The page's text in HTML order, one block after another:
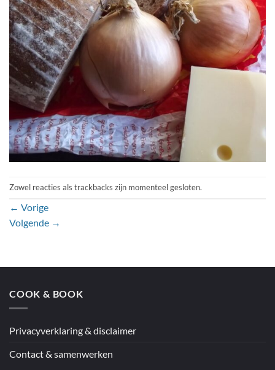
Zowel reacties als trackbacks zijn momenteel gesloten.
← Vorige
Volgende →
COOK & BOOK
Privacyverklaring & disclaimer
Contact & samenwerken